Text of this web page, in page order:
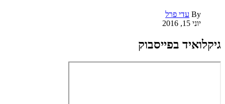
By עדי פרל
יוני 15, 2016
גיקלואיד בפייסבוק